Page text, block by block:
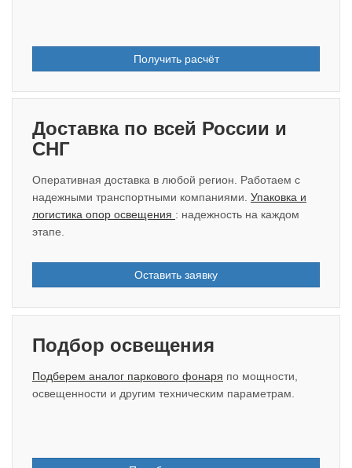
Получить расчёт
Доставка по всей России и
СНГ
Оперативная доставка в любой регион. Работаем с
надежными транспортными компаниями. Упаковка и
логистика опор освещения : надежность на каждом
этапе.
Оставить заявку
Подбор освещения
Подберем аналог паркового фонаря по мощности,
освещенности и другим техническим параметрам.